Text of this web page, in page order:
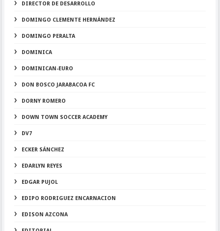
DIRECTOR DE DESARROLLO
DOMINGO CLEMENTE HERNÁNDEZ
DOMINGO PERALTA
DOMINICA
DOMINICAN-EURO
DON BOSCO JARABACOA FC
DORNY ROMERO
DOWN TOWN SOCCER ACADEMY
DV7
ECKER SÁNCHEZ
EDARLYN REYES
EDGAR PUJOL
EDIPO RODRIGUEZ ENCARNACION
EDISON AZCONA